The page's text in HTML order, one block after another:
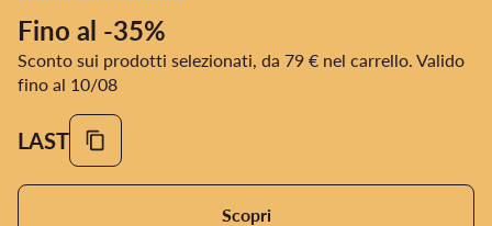
Fino al -35%
Sconto sui prodotti selezionati, da 79 € nel carrello. Valido
fino al 10/08
LAST
Scopri